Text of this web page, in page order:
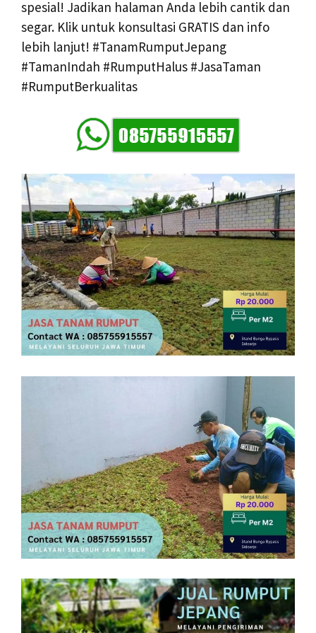
spesial! Jadikan halaman Anda lebih cantik dan
segar. Klik untuk konsultasi GRATIS dan info
lebih lanjut! #TanamRumputJepang
#TamanIndah #RumputHalus #JasaTaman
#RumputBerkualitas